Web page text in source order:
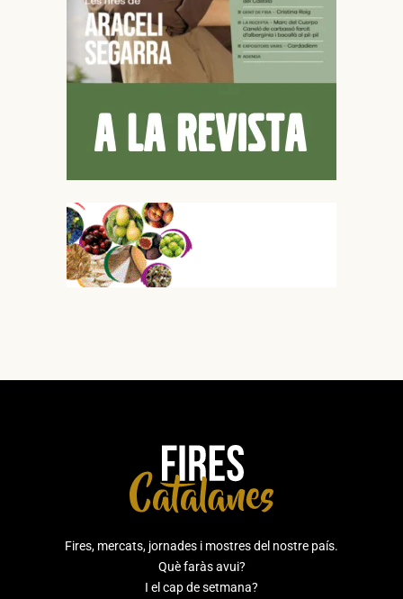
Fires, mercats, jornades i mostres del nostre país.
Què faràs avui?
I el cap de setmana?